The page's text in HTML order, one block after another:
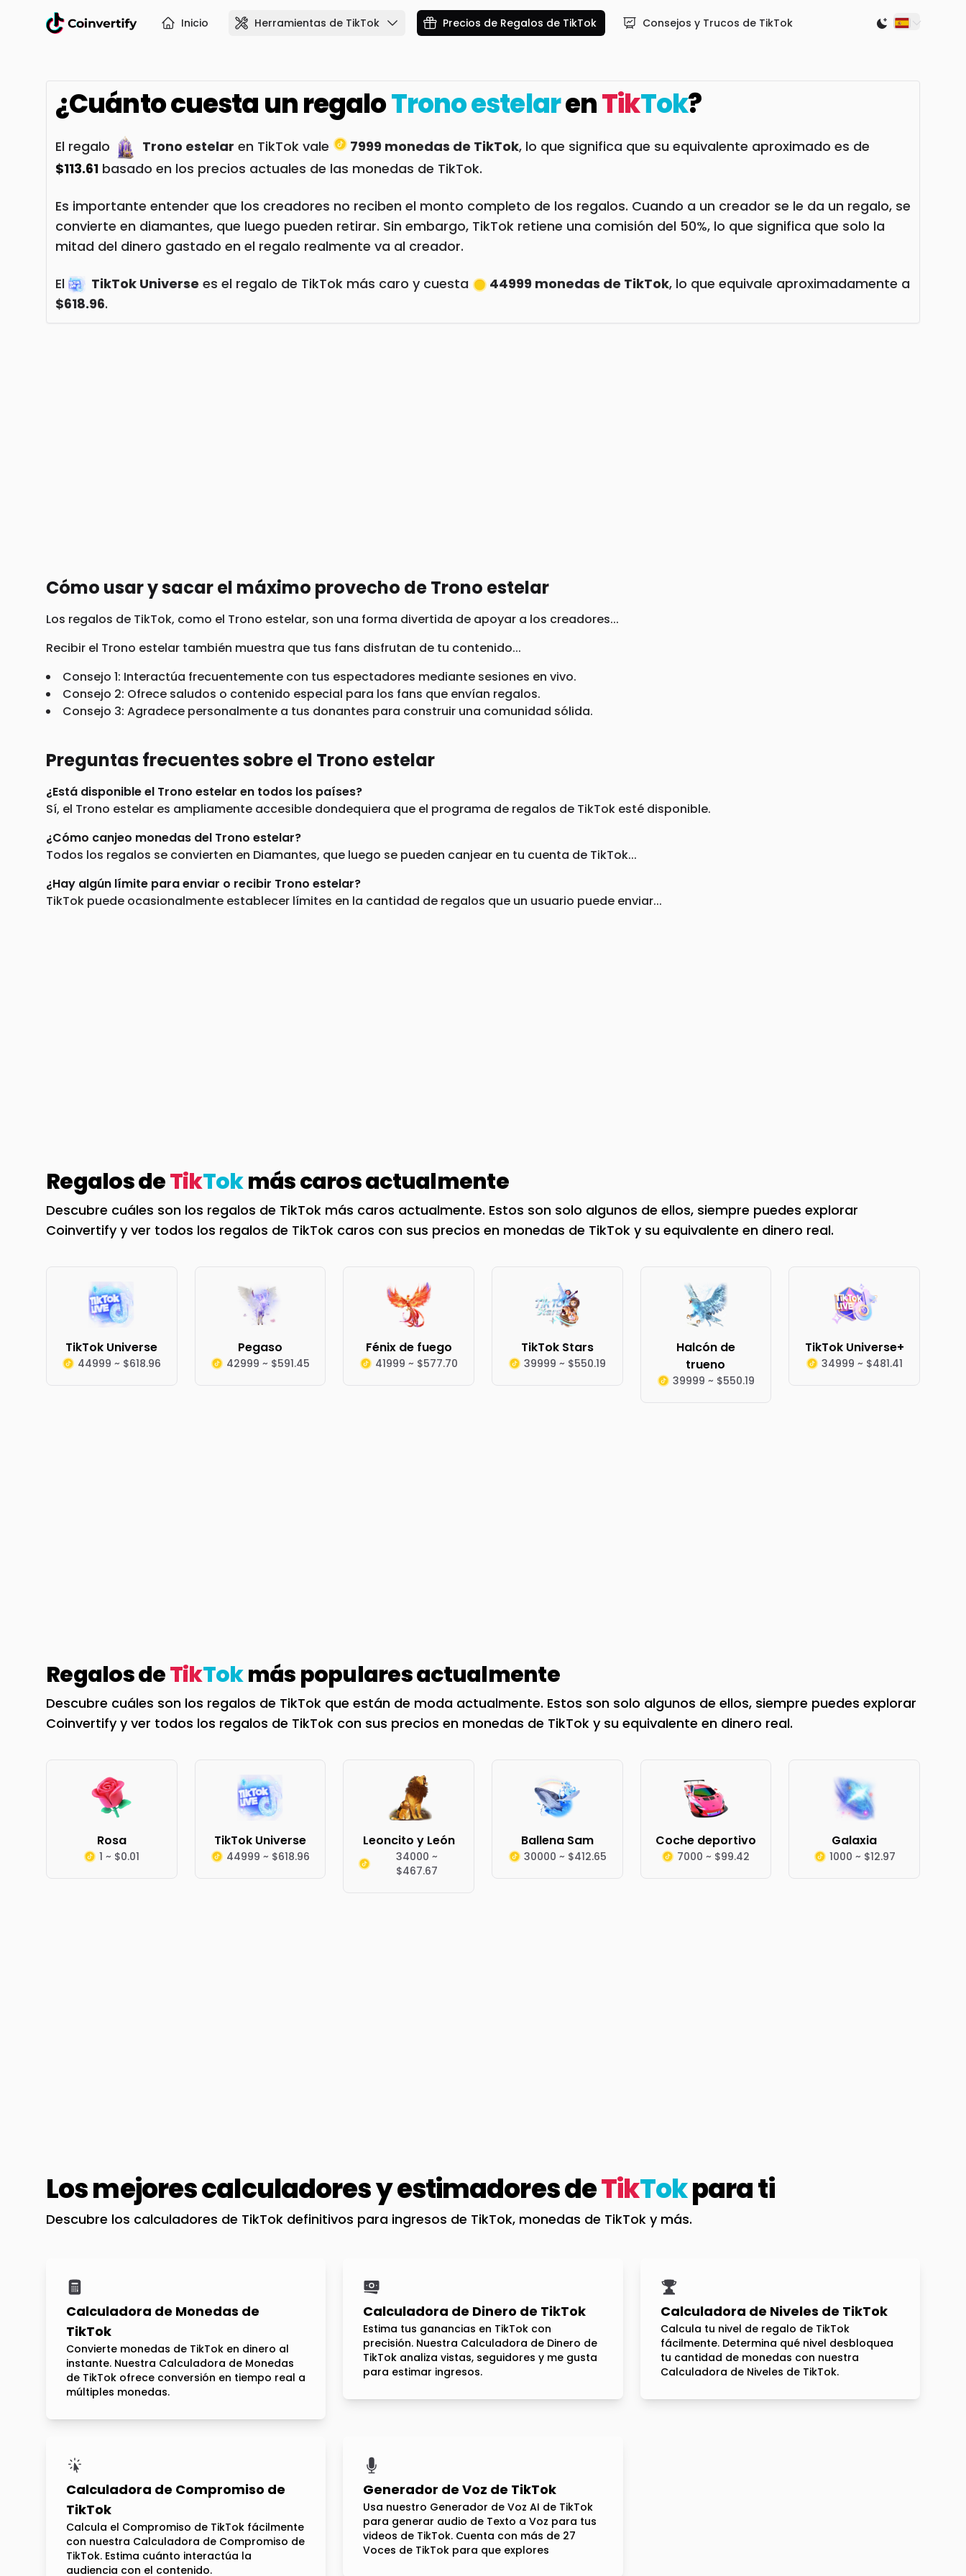
Inicio Herramientas de TikTok Precios de Regalos de TikTok Consejos y Trucos de TikTok Switch to
¿Cuánto cuesta un regaloTrono estelarenTikTok?
El regalo Trono estelar en TikTok vale 7999 monedas de TikTok, lo que significa que su equivalente aproximado es de
$113.61 basado en los precios actuales de las monedas de TikTok.
Es importante entender que los creadores no reciben el monto completo de los regalos. Cuando a un creador se le da un regalo, se
convierte en diamantes, que luego pueden retirar. Sin embargo, TikTok retiene una comisión del 50%, lo que significa que solo la
mitad del dinero gastado en el regalo realmente va al creador.
El TikTok Universe es el regalo de TikTok más caro y cuesta 44999 monedas de TikTok, lo que equivale aproximadamente a
$618.96.
Cómo usar y sacar el máximo provecho de Trono estelar
Los regalos de TikTok, como el Trono estelar, son una forma divertida de apoyar a los creadores...
Recibir el Trono estelar también muestra que tus fans disfrutan de tu contenido...
Consejo 1: Interactúa frecuentemente con tus espectadores mediante sesiones en vivo.
Consejo 2: Ofrece saludos o contenido especial para los fans que envían regalos.
Consejo 3: Agradece personalmente a tus donantes para construir una comunidad sólida.
Preguntas frecuentes sobre el Trono estelar
¿Está disponible el Trono estelar en todos los países?
Sí, el Trono estelar es ampliamente accesible dondequiera que el programa de regalos de TikTok esté disponible.
¿Cómo canjeo monedas del Trono estelar?
Todos los regalos se convierten en Diamantes, que luego se pueden canjear en tu cuenta de TikTok...
¿Hay algún límite para enviar o recibir Trono estelar?
TikTok puede ocasionalmente establecer límites en la cantidad de regalos que un usuario puede enviar...
Regalos deTikTokmás caros actualmente
Descubre cuáles son los regalos de TikTok más caros actualmente. Estos son solo algunos de ellos, siempre puedes explorar
Coinvertify y ver todos los regalos de TikTok caros con sus precios en monedas de TikTok y su equivalente en dinero real.
TikTok Universe
44999 ~ $618.96
Pegaso
42999 ~ $591.45
Fénix de fuego
41999 ~ $577.70
TikTok Stars
39999 ~ $550.19
Halcón de
trueno
39999 ~ $550.19
TikTok Universe+
34999 ~ $481.41
Regalos deTikTokmás populares actualmente
Descubre cuáles son los regalos de TikTok que están de moda actualmente. Estos son solo algunos de ellos, siempre puedes explorar
Coinvertify y ver todos los regalos de TikTok con sus precios en monedas de TikTok y su equivalente en dinero real.
Rosa
1 ~ $0.01
TikTok Universe
44999 ~ $618.96
Leoncito y León
34000 ~
$467.67
Ballena Sam
30000 ~ $412.65
Coche deportivo
7000 ~ $99.42
Galaxia
1000 ~ $12.97
Los mejores calculadores y estimadores deTikTokpara ti
Descubre los calculadores de TikTok definitivos para ingresos de TikTok, monedas de TikTok y más.
Calculadora de Monedas de
TikTok
Convierte monedas de TikTok en dinero al
instante. Nuestra Calculadora de Monedas
de TikTok ofrece conversión en tiempo real a
múltiples monedas.
Calculadora de Dinero de TikTok
Estima tus ganancias en TikTok con
precisión. Nuestra Calculadora de Dinero de
TikTok analiza vistas, seguidores y me gusta
para estimar ingresos.
Calculadora de Niveles de TikTok
Calcula tu nivel de regalo de TikTok
fácilmente. Determina qué nivel desbloquea
tu cantidad de monedas con nuestra
Calculadora de Niveles de TikTok.
Calculadora de Compromiso de
TikTok
Calcula el Compromiso de TikTok fácilmente
con nuestra Calculadora de Compromiso de
TikTok. Estima cuánto interactúa la
audiencia con el contenido.
Generador de Voz de TikTok
Usa nuestro Generador de Voz AI de TikTok
para generar audio de Texto a Voz para tus
videos de TikTok. Cuenta con más de 27
Voces de TikTok para que explores